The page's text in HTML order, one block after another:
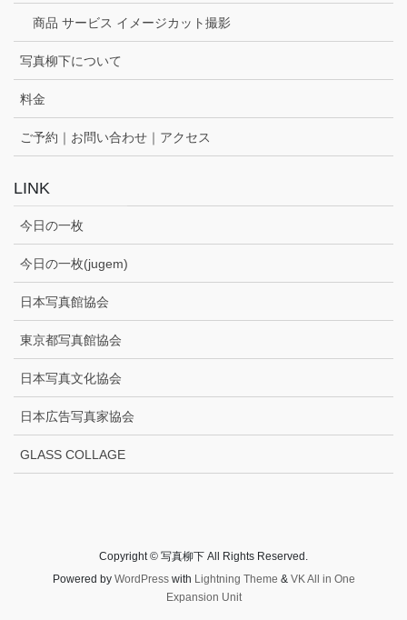
商品 サービス イメージカット撮影
写真柳下について
料金
ご予約｜お問い合わせ｜アクセス
LINK
今日の一枚
今日の一枚(jugem)
日本写真館協会
東京都写真館協会
日本写真文化協会
日本広告写真家協会
GLASS COLLAGE
Copyright © 写真柳下 All Rights Reserved.
Powered by WordPresswith Lightning Theme & VK All in One
Expansion Unit